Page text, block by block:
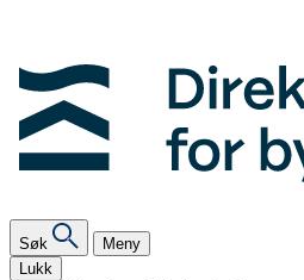
Søk
Meny
Lukk